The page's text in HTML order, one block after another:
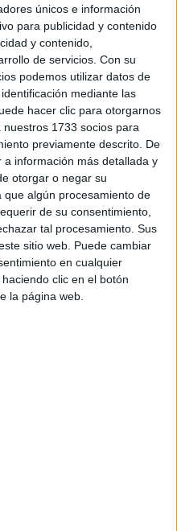
únicos e información
para publicidad y contenido
y contenido,
de servicios. Con su
podemos utilizar datos de
mediante las
hacer clic para otorgarnos
1733 socios para
previamente descrito. De
información más detallada y
otorgar o negar su
que algún procesamiento de
de su consentimiento,
tal procesamiento. Sus
sitio web. Puede cambiar
en cualquier
clic en el botón
la página web.
responsable, quien
un presupuesto
y que la persona
fondos cuatro veces
era responsable en la
También quiso dejar
a que les acusaran de
empresa que Aróstegui
ordena la limpieza
colegios tras detectar